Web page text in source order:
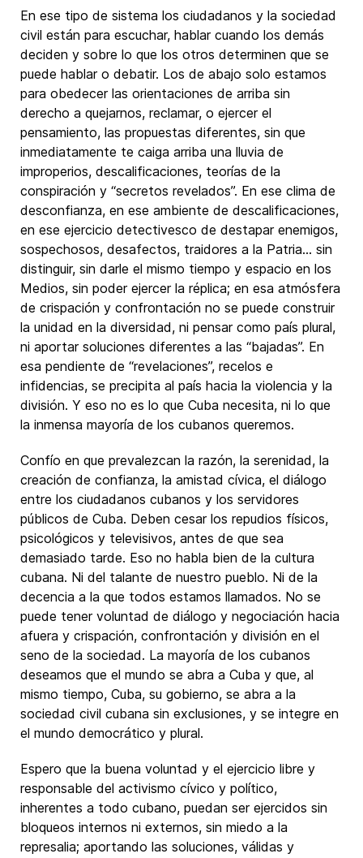
En ese tipo de sistema los ciudadanos y la sociedad
civil están para escuchar, hablar cuando los demás
deciden y sobre lo que los otros determinen que se
puede hablar o debatir. Los de abajo solo estamos
para obedecer las orientaciones de arriba sin
derecho a quejarnos, reclamar, o ejercer el
pensamiento, las propuestas diferentes, sin que
inmediatamente te caiga arriba una lluvia de
improperios, descalificaciones, teorías de la
conspiración y “secretos revelados”. En ese clima de
desconfianza, en ese ambiente de descalificaciones,
en ese ejercicio detectivesco de destapar enemigos,
sospechosos, desafectos, traidores a la Patria… sin
distinguir, sin darle el mismo tiempo y espacio en los
Medios, sin poder ejercer la réplica; en esa atmósfera
de crispación y confrontación no se puede construir
la unidad en la diversidad, ni pensar como país plural,
ni aportar soluciones diferentes a las “bajadas”. En
esa pendiente de “revelaciones”, recelos e
infidencias, se precipita al país hacia la violencia y la
división. Y eso no es lo que Cuba necesita, ni lo que
la inmensa mayoría de los cubanos queremos.
Confío en que prevalezcan la razón, la serenidad, la
creación de confianza, la amistad cívica, el diálogo
entre los ciudadanos cubanos y los servidores
públicos de Cuba. Deben cesar los repudios físicos,
psicológicos y televisivos, antes de que sea
demasiado tarde. Eso no habla bien de la cultura
cubana. Ni del talante de nuestro pueblo. Ni de la
decencia a la que todos estamos llamados. No se
puede tener voluntad de diálogo y negociación hacia
afuera y crispación, confrontación y división en el
seno de la sociedad. La mayoría de los cubanos
deseamos que el mundo se abra a Cuba y que, al
mismo tiempo, Cuba, su gobierno, se abra a la
sociedad civil cubana sin exclusiones, y se integre en
el mundo democrático y plural.
Espero que la buena voluntad y el ejercicio libre y
responsable del activismo cívico y político,
inherentes a todo cubano, puedan ser ejercidos sin
bloqueos internos ni externos, sin miedo a la
represalia; aportando las soluciones, válidas y